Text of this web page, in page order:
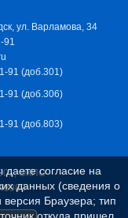
ул. Варламова, 34
91
91 (доб.301)
91 (доб.306)
91 (доб.803)
ОКПОсогласие на
данных (сведения о
Браузера; тип